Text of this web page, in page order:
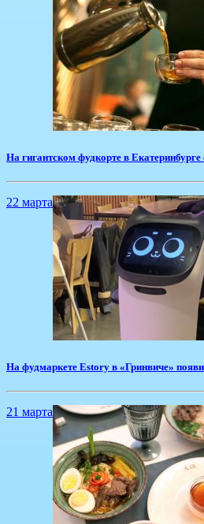
На гигантском фудкорте в
22 марта
На фудмаркете Estory в «Гринвиче»
21 марта